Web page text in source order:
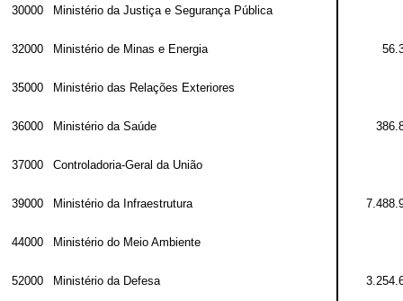
30000 Ministério da Justiça e Segurança Pública
32000 Ministério de Minas e Energia
35000 Ministério das Relações Exteriores
36000 Ministério da Saúde
37000 Controladoria-Geral da União
39000 Ministério da Infraestrutura
44000 Ministério do Meio Ambiente
52000 Ministério da Defesa